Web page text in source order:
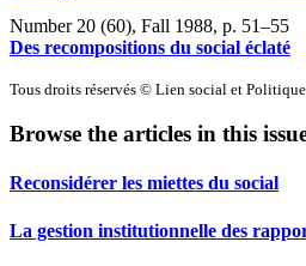
Number 20 (60), Fall 1988, p. 51–55
Des recompositions du social éclaté
Tous droits réservés © Lien social et
Browse the articles in this
Reconsidérer les miettes du social
La gestion institutionnelle des